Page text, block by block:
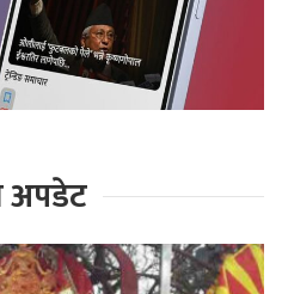
अपडेट